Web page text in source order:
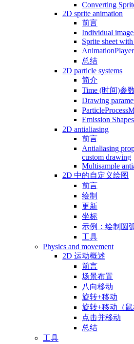
Converting
2D sprite animation
前言
Individual
Sprite sheet
总结
2D particle systems
简介
Time (时间)参
Drawing
Emission
2D antialiasing
前言
Antialiasing
custom drawing
Multisample
2D 中的自定义绘图
前言
绘制
更新
坐标
示例：绘制圆
工具
Physics and movement
2D 运动概述
前言
场景布置
八向移动
旋转+移动
旋转+移动（鼠
点击并移动
总结
工具